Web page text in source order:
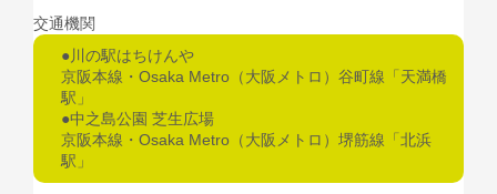
交通機関
●川の駅はちけんや
京阪本線・Osaka Metro（大阪メトロ）谷町線「天満橋
駅」
●中之島公園 芝生広場
京阪本線・Osaka Metro（大阪メトロ）堺筋線「北浜
駅」